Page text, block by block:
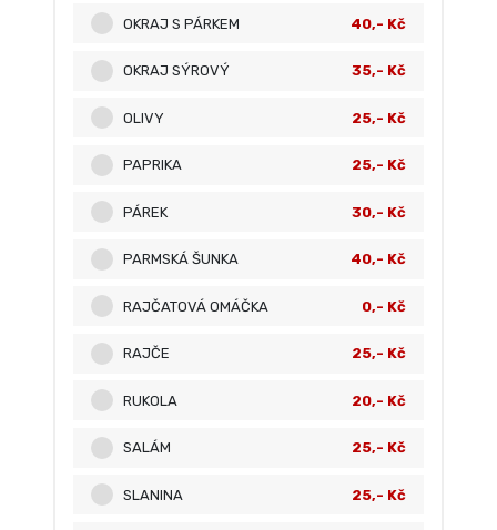
OKRAJ S PÁRKEM 40,- Kč
OKRAJ SÝROVÝ 35,- Kč
OLIVY 25,- Kč
PAPRIKA 25,- Kč
PÁREK 30,- Kč
PARMSKÁ ŠUNKA 40,- Kč
RAJČATOVÁ OMÁČKA 0,- Kč
RAJČE 25,- Kč
RUKOLA 20,- Kč
SALÁM 25,- Kč
SLANINA 25,- Kč